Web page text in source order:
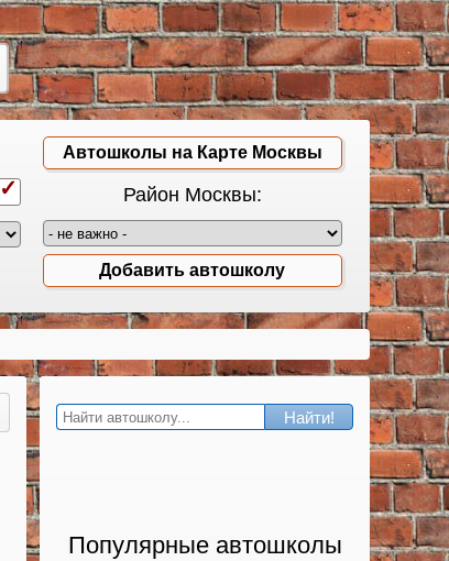
Автошколы на Карте Москвы
Район Москвы:
Добавить автошколу
Найти!
Популярные автошколы